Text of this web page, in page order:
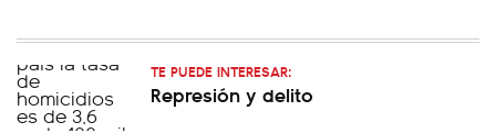
TE PUEDE INTERESAR:
Represión y delito